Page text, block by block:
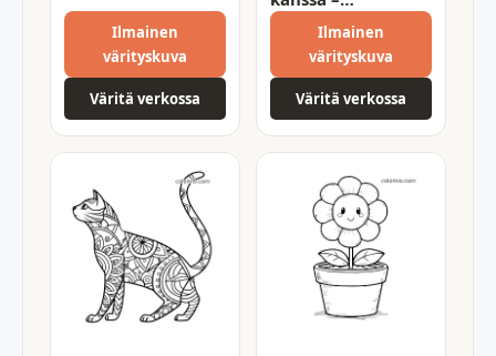
Ilmainen
värityskuva
Väritä verkossa
tulostettava
värityssivu
Ilmainen
värityskuva
Väritä verkossa